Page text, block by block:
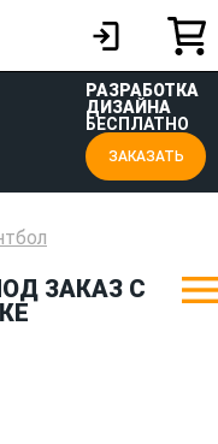
РАЗРАБОТКА
ДИЗАЙНА
БЕСПЛАТНО
ЗАКАЗАТЬ
ЗАКАЗ С